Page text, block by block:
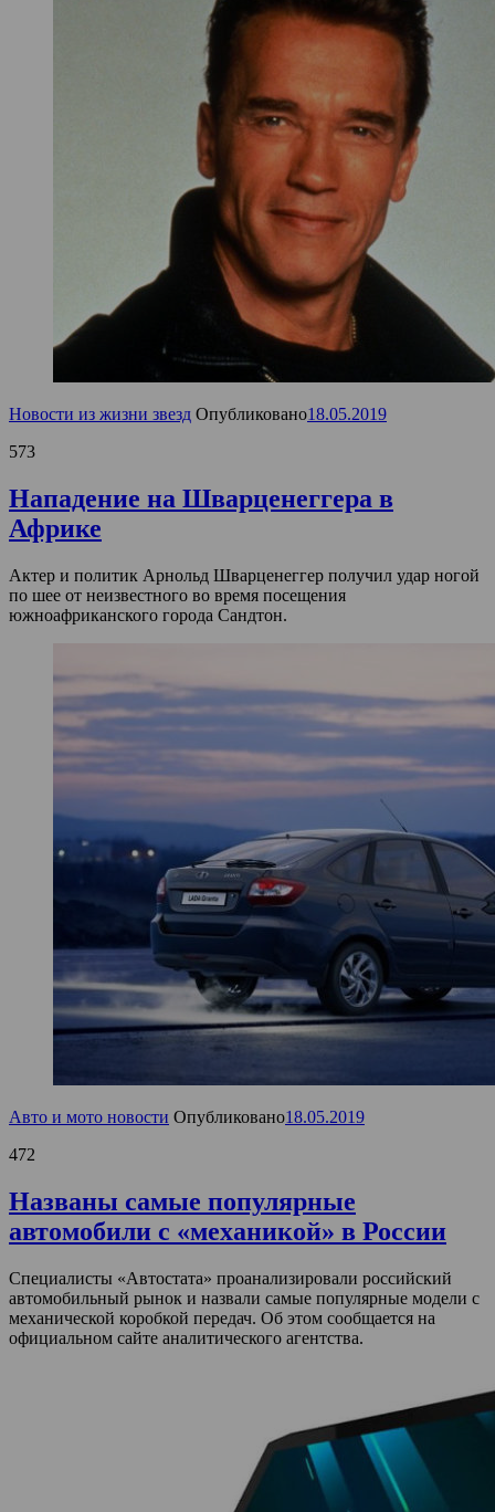
Новости из жизни звезд Опубликовано18.05.2019
573
Нападение на Шварценеггера в
Африке
Актер и политик Арнольд Шварценеггер получил удар ногой
по шее от неизвестного во время посещения
южноафриканского города Сандтон.
Авто и мото новости Опубликовано18.05.2019
472
Названы самые популярные
автомобили с «механикой» в России
Специалисты «Автостата» проанализировали российский
автомобильный рынок и назвали самые популярные модели с
механической коробкой передач. Об этом сообщается на
официальном сайте аналитического агентства.